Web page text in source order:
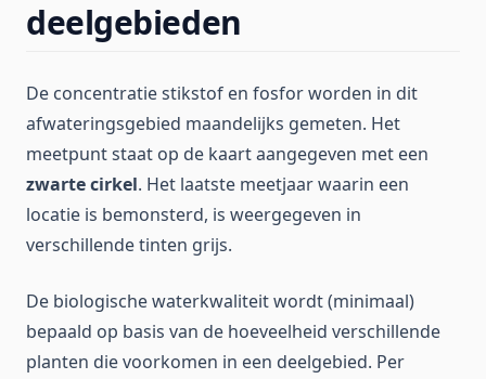
deelgebieden
De concentratie stikstof en fosfor worden in dit
afwateringsgebied maandelijks gemeten. Het
meetpunt staat op de kaart aangegeven met een
zwarte cirkel. Het laatste meetjaar waarin een
locatie is bemonsterd, is weergegeven in
verschillende tinten grijs.
De biologische waterkwaliteit wordt (minimaal)
bepaald op basis van de hoeveelheid verschillende
planten die voorkomen in een deelgebied. Per